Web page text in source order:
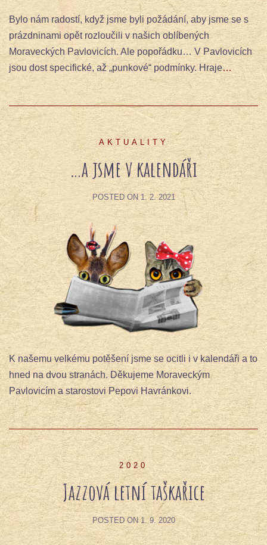
Bylo nám radostí, když jsme byli požádání, aby jsme se s
prázdninami opět rozloučili v našich oblíbených
Moraveckých Pavlovicích. Ale popořádku… V Pavlovicích
jsou dost specifické, až „punkové“ podmínky. Hraje…
AKTUALITY
…a jsme v kalendáři
POSTED ON1. 2. 2021
K našemu velkému potěšení jsme se ocitli i v kalendáři a to
hned na dvou stranách. Děkujeme Moraveckým
Pavlovicím a starostovi Pepovi Havránkovi.
2020
Jazzová letní taškařice
POSTED ON 1. 9. 2020